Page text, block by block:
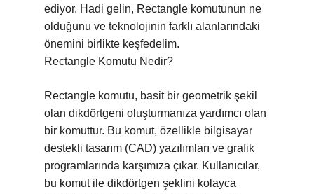
ediyor. Hadi gelin, Rectangle komutunun ne
olduğunu ve teknolojinin farklı alanlarındaki
önemini birlikte keşfedelim.
Rectangle Komutu Nedir?
Rectangle komutu, basit bir geometrik şekil
olan dikdörtgeni oluşturmanıza yardımcı olan
bir komuttur. Bu komut, özellikle bilgisayar
destekli tasarım (CAD) yazılımları ve grafik
programlarında karşımıza çıkar. Kullanıcılar,
bu komut ile dikdörtgen şeklini kolayca